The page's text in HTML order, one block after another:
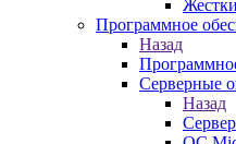
Программное
Назад
Серверные
Назад